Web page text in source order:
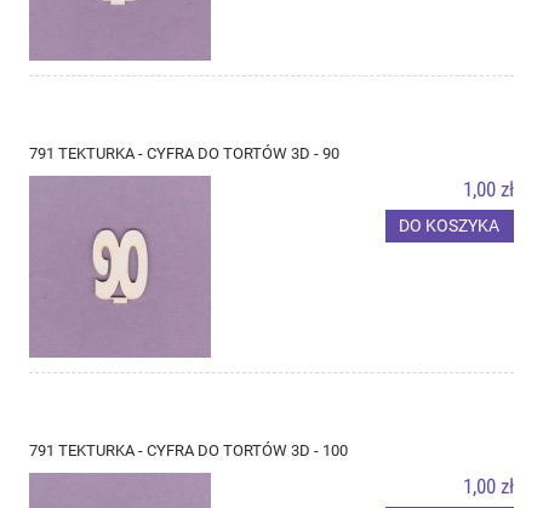
791 TEKTURKA - CYFRA DO TORTÓW 3D - 90
1,00 zł
DO KOSZYKA
791 TEKTURKA - CYFRA DO TORTÓW 3D - 100
1,00 zł